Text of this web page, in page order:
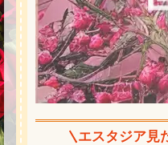
エスタジア見